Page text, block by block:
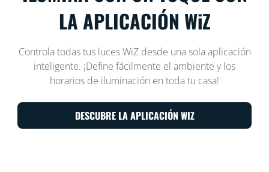
LA APLICACIÓN WiZ
Controla todas tus luces WiZ desde una sola aplicación
inteligente. ¡Define fácilmente el ambiente y los
horarios de iluminación en toda tu casa!
DESCUBRE LA APLICACIÓN WIZ